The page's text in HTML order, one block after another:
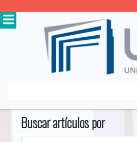
Buscar artículos por